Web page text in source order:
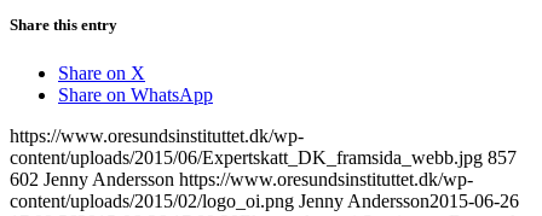
Share this entry
Share on X
Share on WhatsApp
https://www.oresundsinstituttet.dk/wp-
content/uploads/2015/06/Expertskatt_DK_framsida_webb.jpg 857
602 Jenny Andersson https://www.oresundsinstituttet.dk/wp-
content/uploads/2015/02/logo_oi.png Jenny Andersson2015-06-26